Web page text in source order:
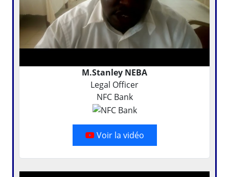
M.Stanley NEBA
Legal Officer
NFC Bank
Voir la vidéo